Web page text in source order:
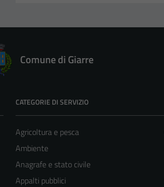
Comune di Giarre
CATEGORIE DI SERVIZIO
Agricoltura e pesca
Ambiente
Anagrafe e stato civile
Appalti pubblici